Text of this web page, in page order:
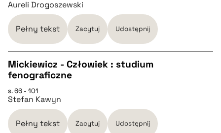
pobierz cytat
BIBTEX
pobierz cytat
Aureli Drogoszewski
Pełny tekst Zacytuj Udostępnij
CZYSTY TEKST
pobierz cytat
Mickiewicz - Człowiek : studium
fenograficzne
s. 66 - 101
Stefan Kawyn
Pełny tekst Zacytuj Udostępnij